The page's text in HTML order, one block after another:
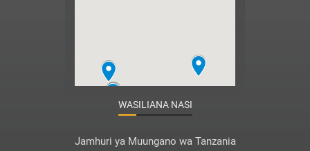
WASILIANA NASI
Jamhuri ya Muungano wa Tanzania